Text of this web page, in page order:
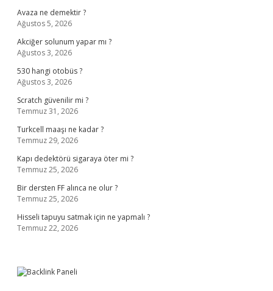
Avaza ne demektir ?
Ağustos 5, 2026
Akciğer solunum yapar mı ?
Ağustos 3, 2026
530 hangi otobüs ?
Ağustos 3, 2026
Scratch güvenilir mi ?
Temmuz 31, 2026
Turkcell maaşı ne kadar ?
Temmuz 29, 2026
Kapı dedektörü sigaraya öter mi ?
Temmuz 25, 2026
Bir dersten FF alınca ne olur ?
Temmuz 25, 2026
Hisseli tapuyu satmak için ne yapmalı ?
Temmuz 22, 2026